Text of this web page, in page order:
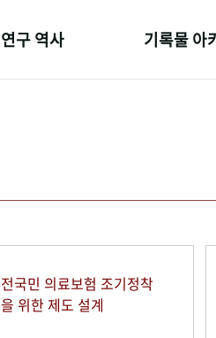
연구 역사 기록물 아
전국민 의료보험 조기정착
을 위한 제도 설계